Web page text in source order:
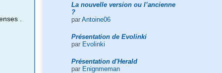
La nouvelle version ou l’ancienne
?
par Antoine06
Présentation de Evolinki
par Evolinki
Présentation d'Herald
par Enignmeman
.